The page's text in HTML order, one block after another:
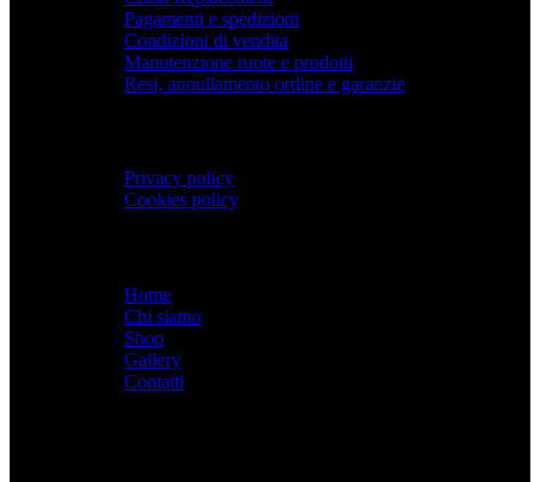
Pagamenti e spedizioni
Condizioni di vendita
Manutenzione ruote e prodotti
Resi, annullamento ordine e garanzie
Privacy policy
Cookies policy
Home
Chi siamo
Shop
Gallery
Contatti